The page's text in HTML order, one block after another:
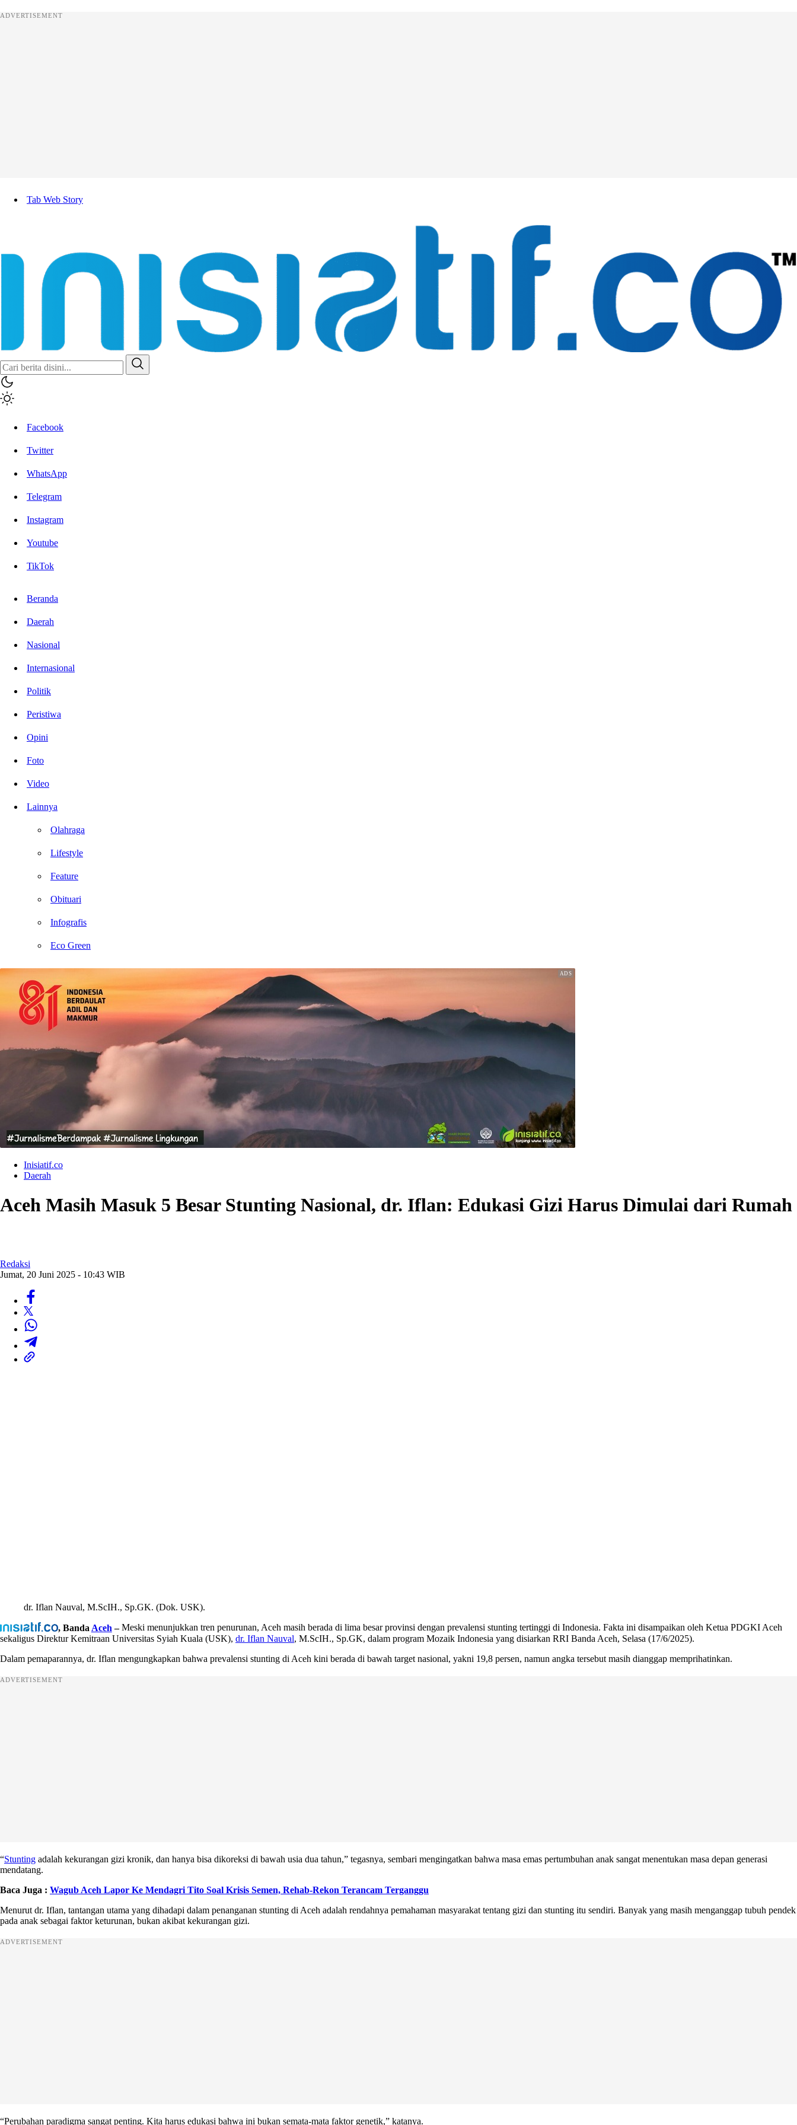
ADVERTISEMENT
Tab Web Story
Facebook
Twitter
WhatsApp
Telegram
Instagram
Youtube
TikTok
Beranda
Daerah
Nasional
Internasional
Politik
Peristiwa
Opini
Foto
Video
Lainnya
Olahraga
Lifestyle
Feature
Obituari
Infografis
Eco Green
Inisiatif.co
Daerah
Aceh Masih Masuk 5 Besar Stunting Nasional, dr. Iflan: Edukasi Gizi Harus Dimulai dari Rumah
Redaksi
Jumat, 20 Juni 2025 - 10:43 WIB
dr. Iflan Nauval, M.ScIH., Sp.GK. (Dok. USK).
, Banda Aceh –Meski menunjukkan tren penurunan, Aceh masih berada di lima besar provinsi dengan prevalensi stunting tertinggi di Indonesia. Fakta ini disampaikan oleh Ketua PDGKI Aceh
sekaligus Direktur Kemitraan Universitas Syiah Kuala (USK), dr. Iflan Nauval, M.ScIH., Sp.GK, dalam program Mozaik Indonesia yang disiarkan RRI Banda Aceh, Selasa (17/6/2025).
Dalam pemaparannya, dr. Iflan mengungkapkan bahwa prevalensi stunting di Aceh kini berada di bawah target nasional, yakni 19,8 persen, namun angka tersebut masih dianggap memprihatinkan.
ADVERTISEMENT
“Stunting adalah kekurangan gizi kronik, dan hanya bisa dikoreksi di bawah usia dua tahun,” tegasnya, sembari mengingatkan bahwa masa emas pertumbuhan anak sangat menentukan masa depan generasi
mendatang.
Baca Juga : Wagub Aceh Lapor Ke Mendagri Tito Soal Krisis Semen, Rehab-Rekon Terancam Terganggu
Menurut dr. Iflan, tantangan utama yang dihadapi dalam penanganan stunting di Aceh adalah rendahnya pemahaman masyarakat tentang gizi dan stunting itu sendiri. Banyak yang masih menganggap tubuh pendek
pada anak sebagai faktor keturunan, bukan akibat kekurangan gizi.
ADVERTISEMENT
“Perubahan paradigma sangat penting. Kita harus edukasi bahwa ini bukan semata-mata faktor genetik,” katanya.